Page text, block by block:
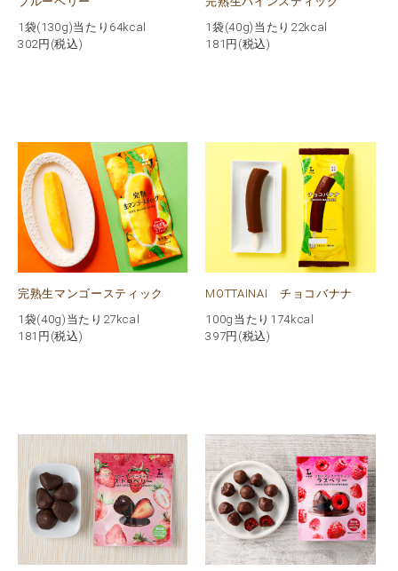
1袋(130g)当たり64kcal
302円(税込)
1袋(40g)当たり22kcal
181 円(税込)
完熟生マンゴースティック
1袋(40g)当たり27kcal
181 円(税込)
MOTTAINAI チョコバナナ
100g当たり174kcal
397円(税込)